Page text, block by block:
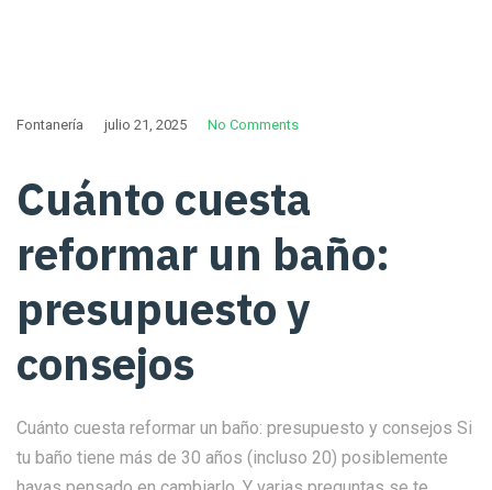
Fontanería julio 21, 2025 No Comments
Cuánto cuesta
reformar un baño:
presupuesto y
consejos
Cuánto cuesta reformar un baño: presupuesto y consejos Si
tu baño tiene más de 30 años (incluso 20) posiblemente